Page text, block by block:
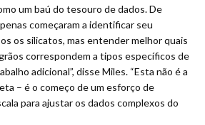
um baú do tesouro de dados. De
começaram a identificar seu
os silicatos, mas entender melhor quais
correspondem a tipos específicos de
adicional”, disse Miles. “Esta não é a
– é o começo de um esforço de
para ajustar os dados complexos do